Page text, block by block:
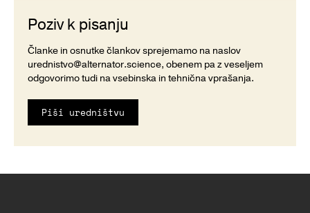
Poziv k pisanju
Članke in osnutke člankov sprejemamo na naslov
urednistvo@alternator.science, obenem pa z veseljem
odgovorimo tudi na vsebinska in tehnična vprašanja.
Piši uredništvu